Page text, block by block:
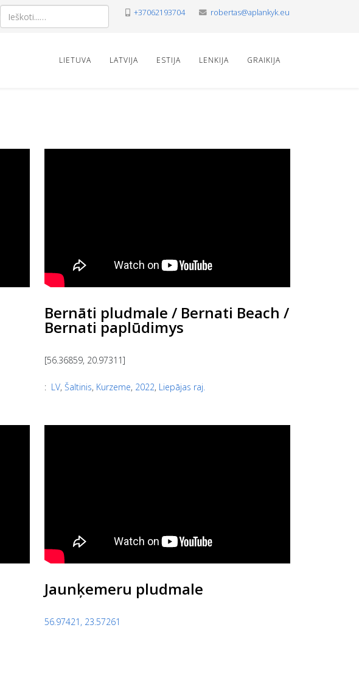
+37062193704 robertas@aplankyk.eu
LIETUVA LATVIJA ESTIJA LENKIJA GRAIKIJA
Bernāti pludmale / Bernati Beach /
Bernati paplūdimys
[56.36859, 20.97311]
: LV, Šaltinis, Kurzeme, 2022, Liepājas raj.
Jaunķemeru pludmale
56.97421, 23.57261